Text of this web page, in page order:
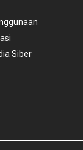
Siber